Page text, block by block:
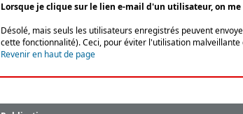
Lorsque je clique sur le lien e-mail d'un utilisateur, on
Désolé, mais seuls les utilisateurs enregistrés peuvent
cette fonctionnalité). Ceci, pour éviter l'utilisation
Revenir en haut de page